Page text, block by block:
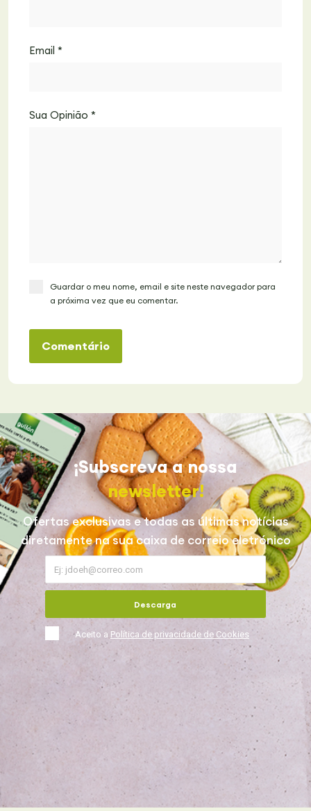
Email *
Sua Opinião *
Guardar o meu nome, email e site neste navegador para
a próxima vez que eu comentar.
Comentário
¡Subscreva a nossa
newsletter!
Ofertas exclusivas e todas as últimas notícias
diretamente na sua caixa de correio eletrónico
Aceito a Política de privacidade de Cookies
Descarga